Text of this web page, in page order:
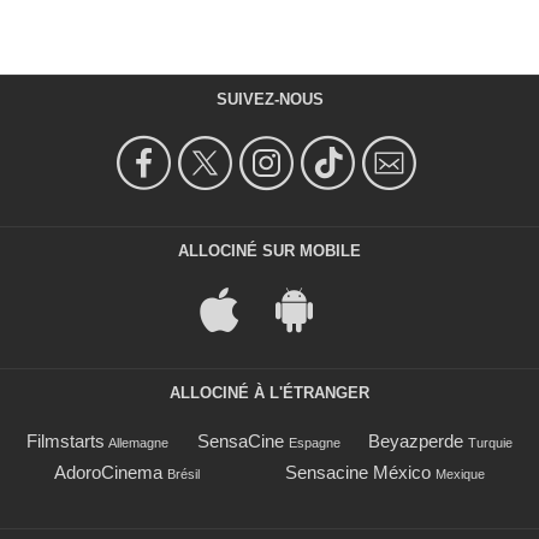
SUIVEZ-NOUS
ALLOCINÉ SUR MOBILE
ALLOCINÉ À L'ÉTRANGER
Filmstarts Allemagne SensaCine Espagne Beyazperde Turquie
AdoroCinema Brésil Sensacine México Mexique